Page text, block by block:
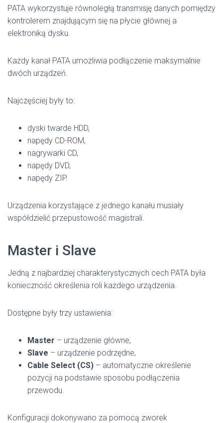
PATA wykorzystuje równoległą transmisję danych pomiędzy
kontrolerem znajdującym się na płycie głównej a
elektroniką dysku.
Każdy kanał PATA umożliwia podłączenie maksymalnie
dwóch urządzeń.
Najczęściej były to:
dyski twarde HDD,
napędy CD-ROM,
nagrywarki CD,
napędy DVD,
napędy ZIP.
Urządzenia korzystające z jednego kanału musiały
współdzielić przepustowość magistrali.
Master i Slave
Jedną z najbardziej charakterystycznych cech PATA była
konieczność określenia roli każdego urządzenia.
Dostępne były trzy ustawienia:
Master – urządzenie główne,
Slave – urządzenie podrzędne,
Cable Select (CS) – automatyczne określenie
pozycji na podstawie sposobu podłączenia
przewodu.
Konfiguracji dokonywano za pomocą zworek